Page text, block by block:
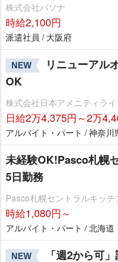
株式会社パソナ
時給2,100円
派遣社員 / 大阪府
NEW
リニューアル
OK
株式会社日本アメニティラ
日給2万4,375円～2万
アルバイト・パート / 神奈川
未経験OK!Pasco札幌
5日勤務
Pasco札幌セントラルキッチ
時給1,080円～
アルバイト・パート / 北海道
NEW
「週2から可